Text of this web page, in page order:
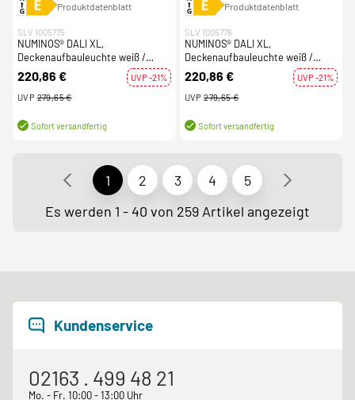
Produktdatenblatt
SLV 1005775
NUMINOS® DALI XL,
Deckenaufbauleuchte weiß /
schwarz 36W 4000K 36°
220,86 €
UVP -21%
UVP 279,65 €
Sofort versandfertig
Produktdatenblatt
SLV 1005776
NUMINOS® DALI XL,
Deckenaufbauleuchte weiß /
schwarz 36W 4000K 60°
220,86 €
UVP -21%
UVP 279,65 €
Sofort versandfertig
1 2 3 4
5
Es werden 1 - 40 von 259 Artikel angezeigt
Kundenservice
02163 . 499 48 21
Mo. - Fr. 10:00 - 13:00 Uhr